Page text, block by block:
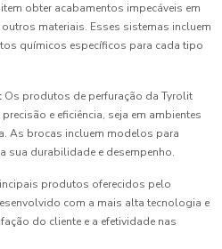
obter acabamentos impecáveis em
materiais. Esses sistemas incluem
químicos específicos para cada tipo
Os produtos de perfuração da Tyrolit
e eficiência, seja em ambientes
As brocas incluem modelos para
sua durabilidade e desempenho.
produtos oferecidos pelo
com a mais alta tecnologia e
do cliente e a efetividade nas